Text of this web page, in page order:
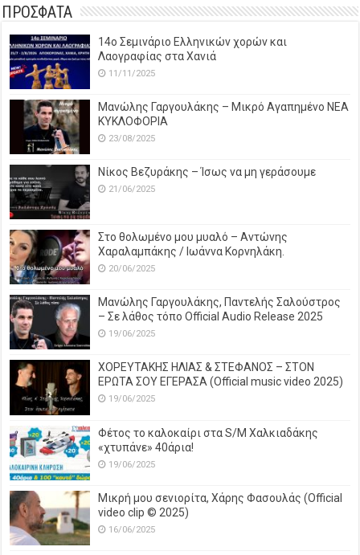
ΠΡΟΣΦΑΤΑ
14o Σεμινάριο Ελληνικών χορών και
Λαογραφίας στα Χανιά
11/11/2025
Μανώλης Γαργουλάκης – Μικρό Αγαπημένο NEΑ
ΚΥΚΛΟΦΟΡΙΑ
23/08/2025
Νίκος Βεζυράκης – Ίσως να μη γεράσουμε
21/06/2025
Στο θολωμένο μου μυαλό – Αντώνης
Χαραλαμπάκης / Ιωάννα Κορνηλάκη.
20/06/2025
Μανώλης Γαργουλάκης, Παντελής Σαλούστρος
– Σε λάθος τόπο Official Audio Release 2025
19/06/2025
ΧΟΡΕΥΤΑΚΗΣ ΗΛΙΑΣ & ΣΤΕΦΑΝΟΣ – ΣΤΟΝ
ΕΡΩΤΑ ΣΟΥ ΕΓΕΡΑΣΑ (Official music video 2025)
19/06/2025
Φέτος το καλοκαίρι στα S/M Χαλκιαδάκης
«χτυπάνε» 40άρια!
19/06/2025
Μικρή μου σενιορίτα, Χάρης Φασουλάς (Official
video clip © 2025)
16/06/2025